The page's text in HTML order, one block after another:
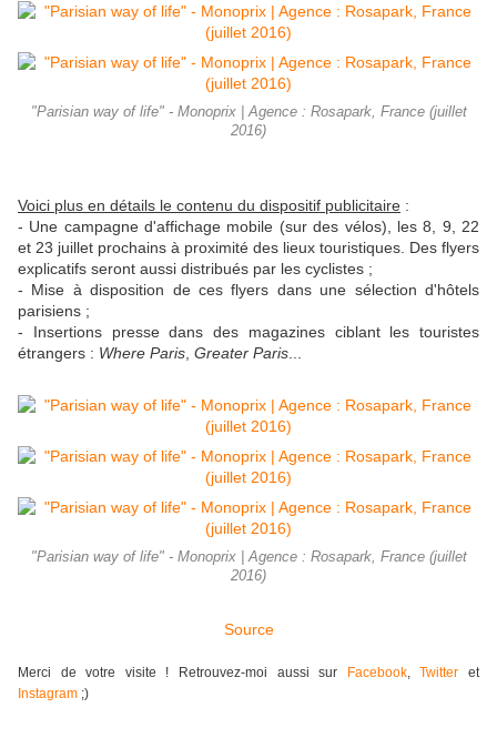
"Parisian way of life" - Monoprix | Agence : Rosapark, France (juillet
2016)
Voici plus en détails le contenu du dispositif publicitaire :
- Une campagne d'affichage mobile (sur des vélos), les 8, 9, 22
et 23 juillet prochains à proximité des lieux touristiques. Des flyers
explicatifs seront aussi distribués par les cyclistes ;
- Mise à disposition de ces flyers dans une sélection d'hôtels
parisiens ;
- Insertions presse dans des magazines ciblant les touristes
étrangers : Where Paris Greater Paris
"Parisian way of life" - Monoprix | Agence : Rosapark, France (juillet
2016)
Source
Merci de votre visite ! Retrouvez-moi aussi sur Facebook,Twitter et
Instagram ;)